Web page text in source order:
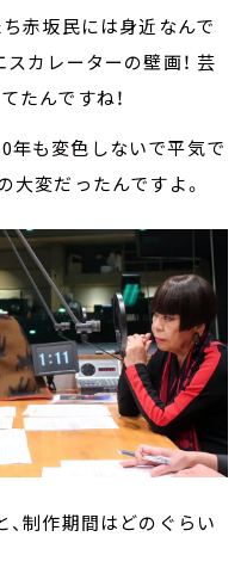
ち赤坂民には身近なんで
カレーターの壁画！ 芸
たんですね！
年も変色しないで平気で
大変だったんですよ。
、制作期間はどのぐらい